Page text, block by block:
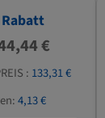
€
: 133,31 €
4,13 €